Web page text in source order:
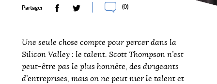
Partager (0)
Une seule chose compte pour percer dans la
Silicon Valley : le talent. Scott Thompson n’est
peut-être pas le plus honnête, des dirigeants
d’entreprises, mais on ne peut nier le talent et